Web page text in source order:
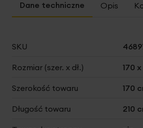
Opis
Więcej
SKU
Rozmiar (szer. x dł.) 170
Szerokość towaru 170
Długość towaru 210